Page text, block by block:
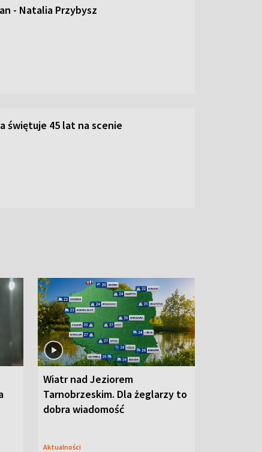
- Natalia Przybysz
świętuje 45 lat na scenie
Wiatr nad Jeziorem
Tarnobrzeskim. Dla żeglarzy to
dobra wiadomość
Aktualności